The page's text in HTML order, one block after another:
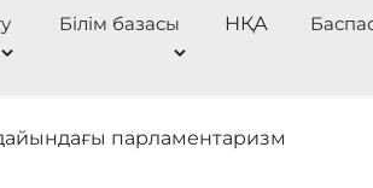
Білім базасы НҚА
парламентаризм